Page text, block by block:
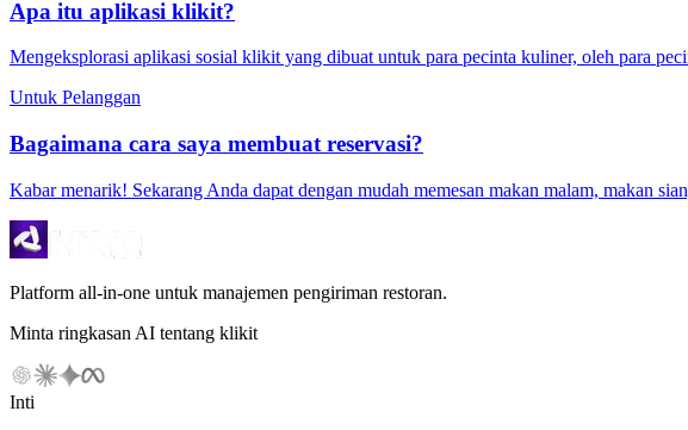
Apa itu aplikasi klikit?
Mengeksplorasi aplikasi sosial klikit yang dibuat untuk para pecinta kuliner, oleh para
Untuk Pelanggan
Bagaimana cara saya membuat reservasi?
Kabar menarik! Sekarang Anda dapat dengan mudah memesan makan malam, makan
Platform all-in-one untuk manajemen pengiriman restoran.
Minta ringkasan AI tentang klikit
Inti